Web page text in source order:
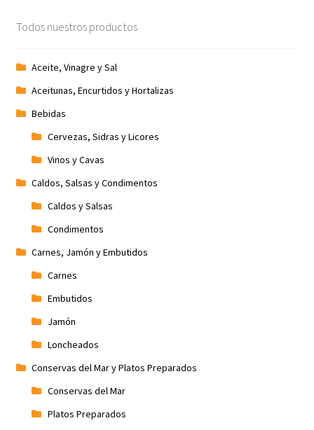
Todos nuestros productos
Aceite, Vinagre y Sal
Aceitunas, Encurtidos y Hortalizas
Bebidas
Cervezas, Sidras y Licores
Vinos y Cavas
Caldos, Salsas y Condimentos
Caldos y Salsas
Condimentos
Carnes, Jamón y Embutidos
Carnes
Embutidos
Jamón
Loncheados
Conservas del Mar y Platos Preparados
Conservas del Mar
Platos Preparados